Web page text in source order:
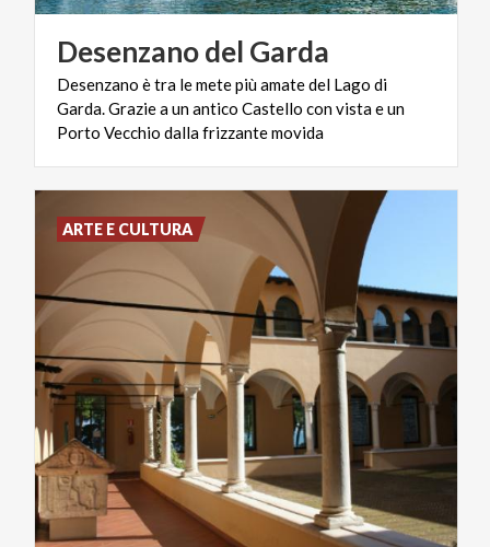
Desenzanodel Garda
Desenzano è tra le mete più amate del Lago di
Garda. Grazie a un antico Castello con vista e un
Porto Vecchio dalla frizzante movida
ARTE E CULTURA